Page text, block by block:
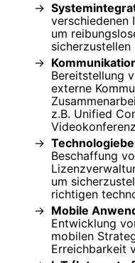
verschiedenen
um
Bereitstellung
externe
z.B. Unified
Beschaffung
um
richtigen
Mobile
Entwicklung
mobilen
Erreichbarkeit